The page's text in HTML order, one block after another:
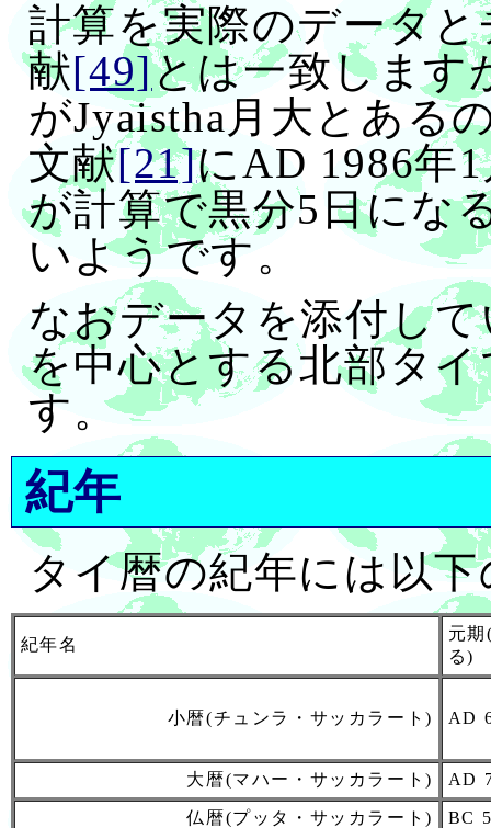
計算を実際のデータ
献[49]とは一致します
がJyaistha月大とある
文献[21]にAD 1986年
が計算で黒分5日にな
いようです。
なおデータを添付し
を中心とする北部タ
す。
紀年
タイ暦の紀年には以
紀年名
元
る)
小暦(チュンラ・サッカラート) AD
大暦(マハー・サッカラート) AD
仏暦(プッタ・サッカラート) BC